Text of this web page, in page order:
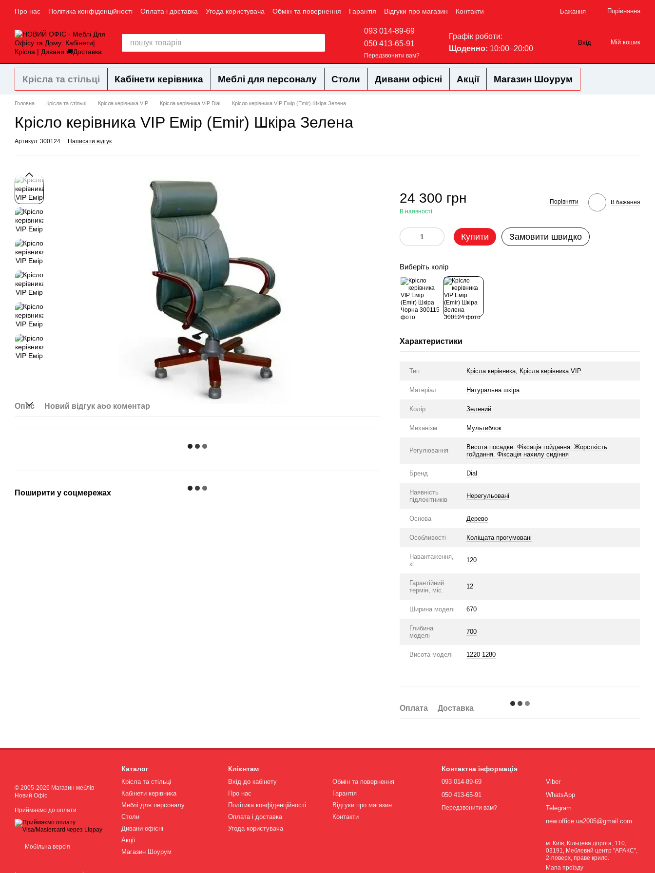
Перейти до основного контенту
Про нас Політика конфіденційності Оплата і доставка Угода користувача Обмін та повернення Гарантія Відгуки про магазин Контакти Бажання Порівняння
093 014-89-69
050 413-65-91
Передзвонити вам?
Графік роботи:
Щоденно: 10:00–20:00
Вхід Мій кошик
Крісла та стільці Кабінети керівника Меблі для персоналу Столи Дивани офісні Акції Магазин Шоурум
Головна Крісла та стільці Крісла керівника VIP Крісла керівника VIP Dial Крісло керівника VIP Емір (Emir) Шкіра Зелена
Крісло керівника VIP Емір (Emir) Шкіра Зелена
Артикул: 300124 Написати відгук
Опис Новий відгук або коментар
Поширити у соцмережах
24 300 грн
В наявності
Порівняти В бажання
Купити Замовити швидко
Виберіть колір
Характеристики
Тип Крісла керівника, Крісла керівника VIP
Матеріал Натуральна шкіра
Колір Зелений
Механізм Мультиблок
Регулювання
Висота посадки. Фіксація гойдання. Жорсткість
гойдання. Фіксація нахилу сидіння
Бренд Dial
Наявність
підлокітників
Нерегульовані
Основа Дерево
Особливості Коліщата прогумовані
Навантаження,
кг
120
Гарантійний
термін, міс.
12
Ширина моделі 670
Глибина
моделі
700
Висота моделі 1220-1280
Оплата Доставка
© 2005-2026 Магазин меблів
Новий Офіс
Приймаємо до оплати
Мобільна версія
Каталог
Крісла та стільці
Кабінети керівника
Меблі для персоналу
Столи
Дивани офісні
Акції
Магазин Шоурум
Клієнтам
Вхід до кабінету
Про нас
Політика конфіденційності
Оплата і доставка
Угода користувача
Обмін та повернення
Гарантія
Відгуки про магазин
Контакти
Контактна інформація
093 014-89-69
050 413-65-91
Передзвонити вам?
Viber
WhatsApp
Telegram
new.office.ua2005@gmail.com
м. Київ, Кільцева дорога, 110,
03191, Меблевий центр "АРАКС",
2-поверх, праве крило.
Мапа проїзду